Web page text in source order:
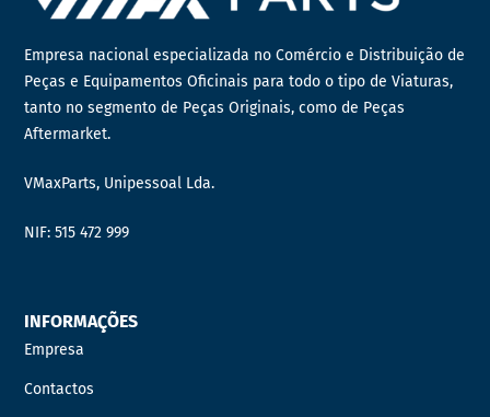
Empresa nacional especializada no Comércio e Distribuição de
Peças e Equipamentos Oficinais para todo o tipo de Viaturas,
tanto no segmento de Peças Originais, como de Peças
Aftermarket.
VMaxParts, Unipessoal Lda.
NIF: 515 472 999
INFORMAÇÕES
Empresa
Contactos